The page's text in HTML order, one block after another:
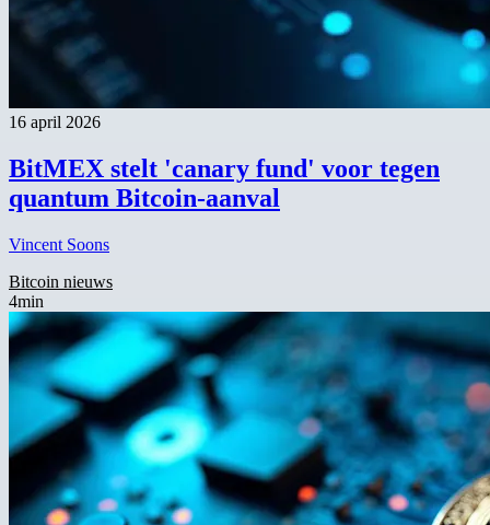
16 april 2026
BitMEX stelt 'canary fund' voor tegen
quantum Bitcoin-aanval
Vincent Soons
Bitcoin nieuws
4min